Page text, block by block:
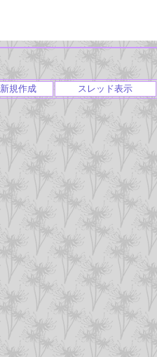
新規作成 スレッド表示